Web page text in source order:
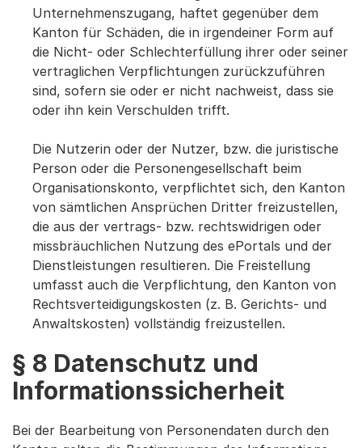
Unternehmenszugang, haftet gegenüber dem
Kanton für Schäden, die in irgendeiner Form auf
die Nicht- oder Schlechterfüllung ihrer oder seiner
vertraglichen Verpflichtungen zurückzuführen
sind, sofern sie oder er nicht nachweist, dass sie
oder ihn kein Verschulden trifft.
Die Nutzerin oder der Nutzer, bzw. die juristische
Person oder die Personengesellschaft beim
Organisationskonto, verpflichtet sich, den Kanton
von sämtlichen Ansprüchen Dritter freizustellen,
die aus der vertrags- bzw. rechtswidrigen oder
missbräuchlichen Nutzung des ePortals und der
Dienstleistungen resultieren. Die Freistellung
umfasst auch die Verpflichtung, den Kanton von
Rechtsverteidigungskosten (z. B. Gerichts- und
Anwaltskosten) vollständig freizustellen.
§ 8 Datenschutz und
Informationssicherheit
Bei der Bearbeitung von Personendaten durch den